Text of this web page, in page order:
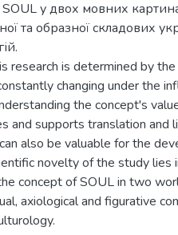
у двох мовних
та образної складових
research is determined by
changing under the
the concept's
and supports translation and
also be valuable for the
novelty of the study lies
concept of SOUL in two
axiological and figurative